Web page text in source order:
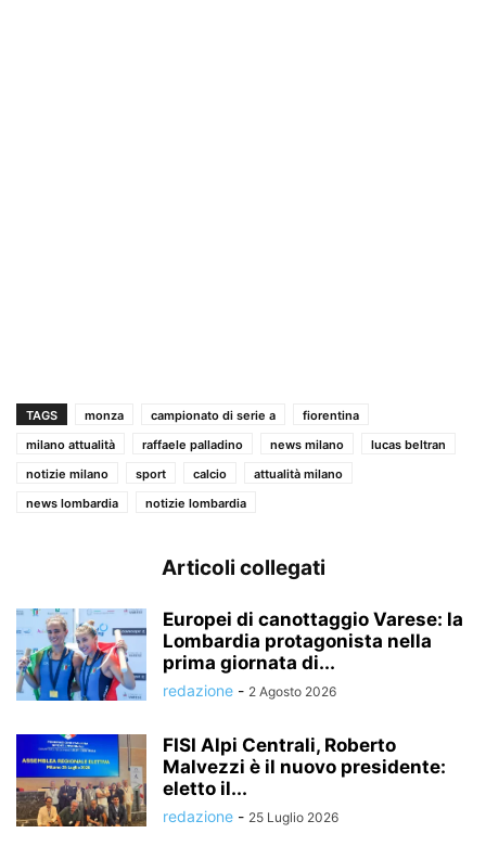
TAGS monza campionato di serie a
fiorentina
milano attualità
raffaele palladino news milano
lucas beltran
notizie milano
sport calcio
attualità milano
news lombardia
notizie lombardia
Articoli collegati
Europei di canottaggio Varese: la
Lombardia protagonista nella
prima giornata di...
redazione - 2 Agosto 2026
FISI Alpi Centrali, Roberto
Malvezzi è il nuovo presidente:
eletto il...
redazione - 25 Luglio 2026